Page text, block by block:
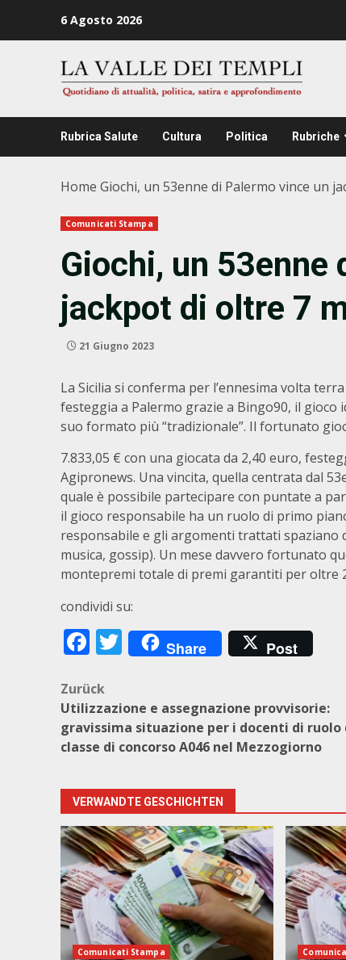
6 Agosto 2026
Rubrica Salute Cultura Politica Rubriche
Home Giochi, un 53enne di Palermo vince un
Comunicati Stampa
Giochi, un 53enne
jackpot di oltre 7
21 Giugno 2023
La Sicilia si conferma per l’ennesima volta
festeggia a Palermo grazie a Bingo90, il
suo formato più “tradizionale”. Il fortunato
7.833,05 € con una giocata da 2,40 euro,
Agipronews. Una vincita, quella centrata dal
quale è possibile partecipare con puntate a
il gioco responsabile ha un ruolo di primo
responsabile e gli argomenti trattati spaziano
musica, gossip). Un mese davvero fortunato
montepremi totale di premi garantiti per oltre
condividi su:
Facebook
Twitter
Share Post
Beitragsnavigation
Zurück
Utilizzazione e assegnazione provvisorie:
gravissima situazione per i docenti di ruolo
classe di concorso A046 nel Mezzogiorno
VERWANDTE GESCHICHTEN
Comunicati Stampa